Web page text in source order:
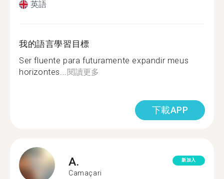
英語
我的語言學習目標
Ser fluente para futuramente expandir meus
horizontes...閱讀更多
下載APP
A.
Camaçari
新加入